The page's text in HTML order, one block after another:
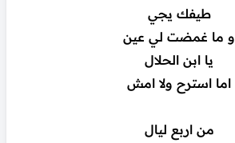
طيفك يجي
و ما غمضت لي عين
يا ابن الحلال
اما استرح ولا امش
من اربع ليال